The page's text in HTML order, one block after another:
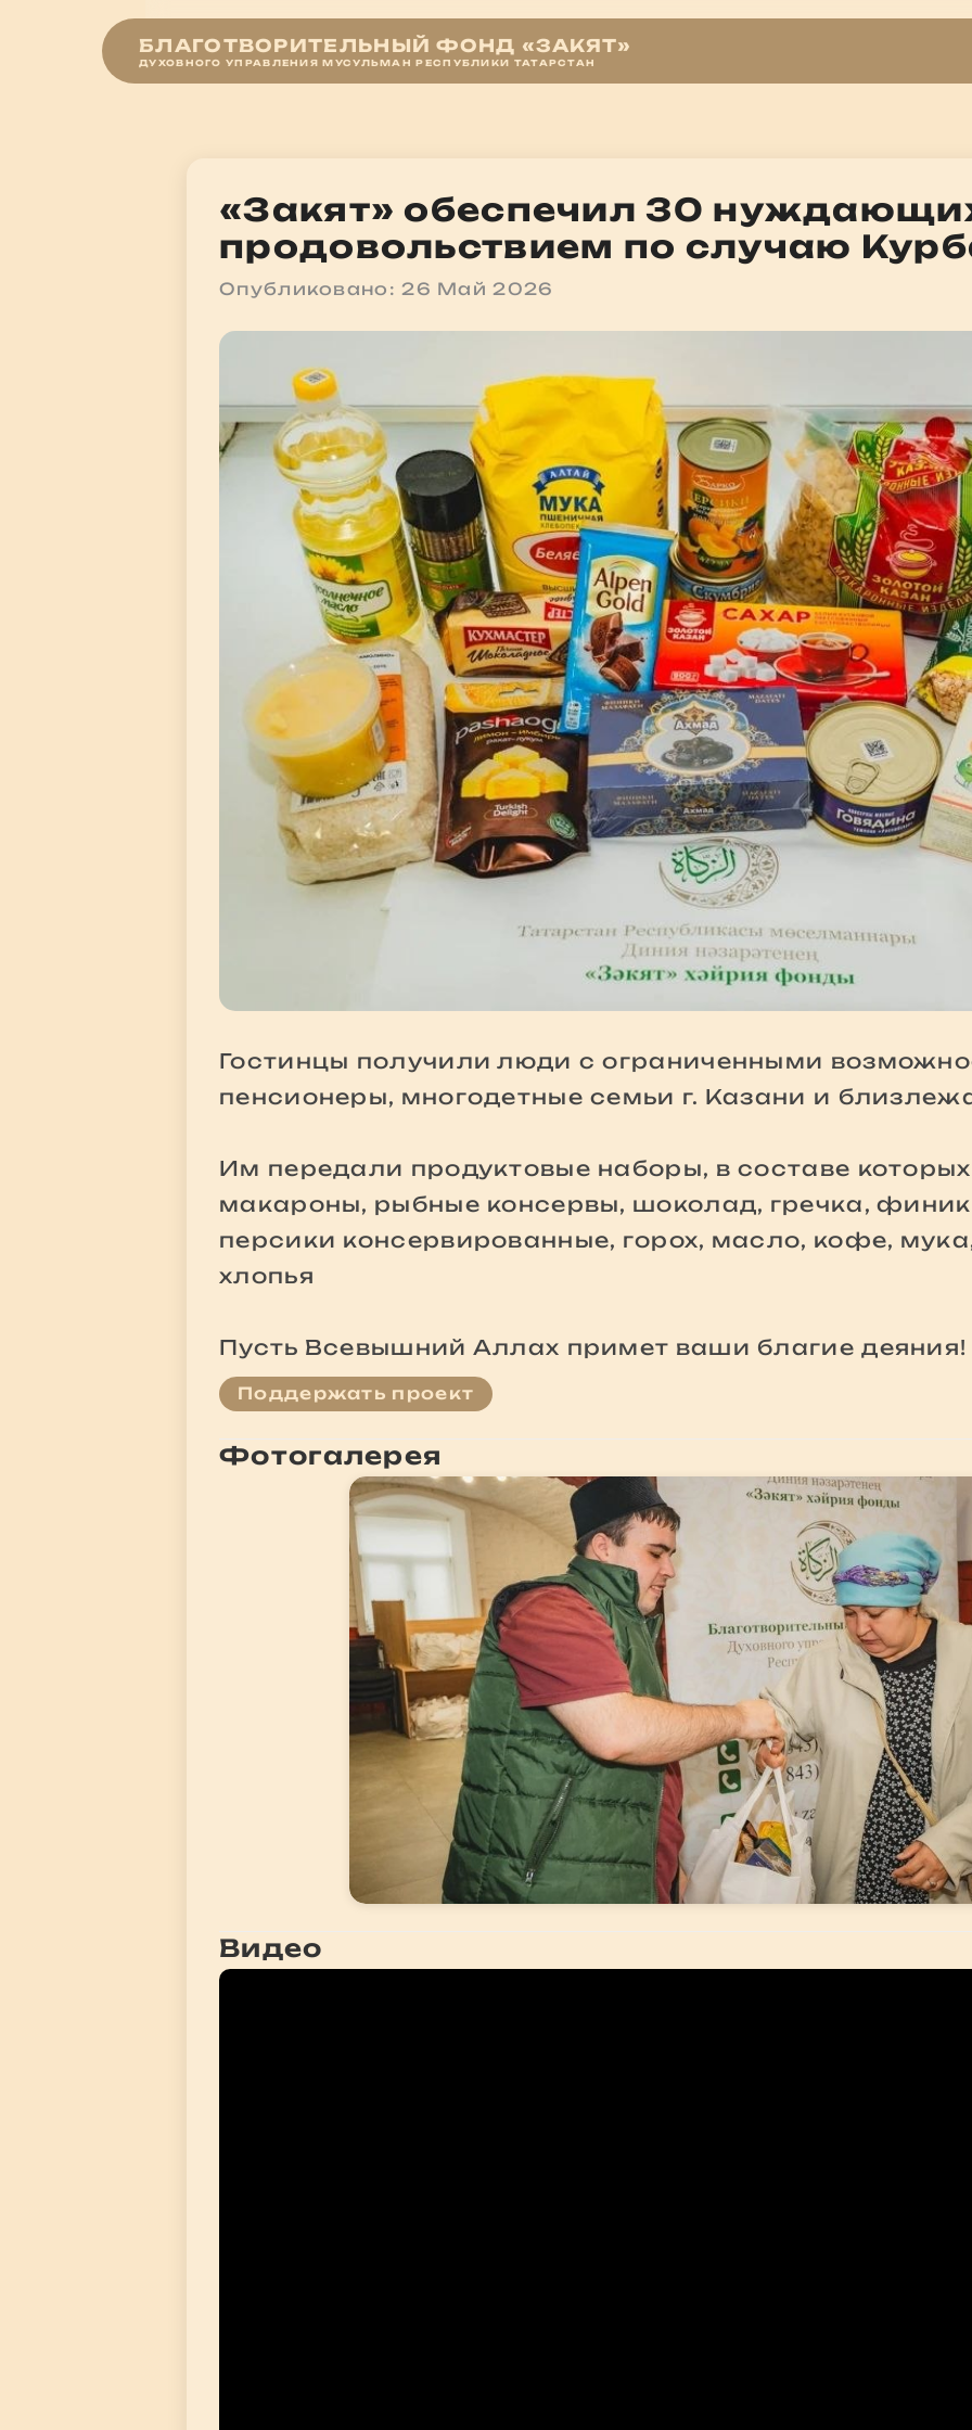
БЛАГОТВОРИТЕЛЬНЫЙ ФОНД «ЗАКЯТ»
ДУХОВНОГО УПРАВЛЕНИЯ МУСУЛЬМАН РЕСПУБЛИКИ ТАТАРСТАН
«Закят» обеспечил 30
продовольствием по случаю
Опубликовано: 26 Май 2026
Гостинцы получили люди с ограниченными
пенсионеры, многодетные семьи г. Казани и
Им передали продуктовые наборы, в составе
макароны, рыбные консервы, шоколад, гречка,
персики консервированные, горох, масло, кофе,
хлопья
Пусть Всевышний Аллах примет ваши благие деяния!
Поддержать проект
Фотогалерея
Видео